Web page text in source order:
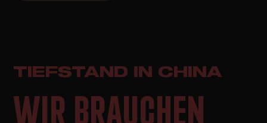
TIEFSTAND IN CHINA
WIR BRAUCHEN